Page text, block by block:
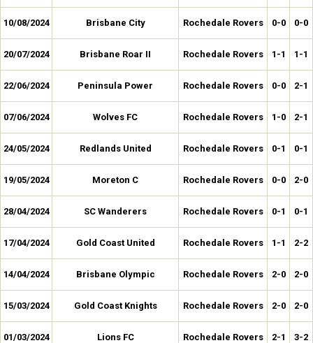
10/08/2024 Brisbane City Rochedale Rovers 0-0 0-0
20/07/2024 Brisbane Roar II Rochedale Rovers 1-1 1-1
22/06/2024 Peninsula Power Rochedale Rovers 0-0 2-1
07/06/2024 Wolves FC Rochedale Rovers 1-0 2-1
24/05/2024 Redlands United Rochedale Rovers 0-1 0-1
19/05/2024 Moreton C Rochedale Rovers 0-0 2-0
28/04/2024 SC Wanderers Rochedale Rovers 0-1 0-1
17/04/2024 Gold Coast United Rochedale Rovers 1-1 2-2
14/04/2024 Brisbane Olympic Rochedale Rovers 2-0 2-0
15/03/2024 Gold Coast Knights Rochedale Rovers 2-0 2-0
01/03/2024 Lions FC Rochedale Rovers 2-1 3-2